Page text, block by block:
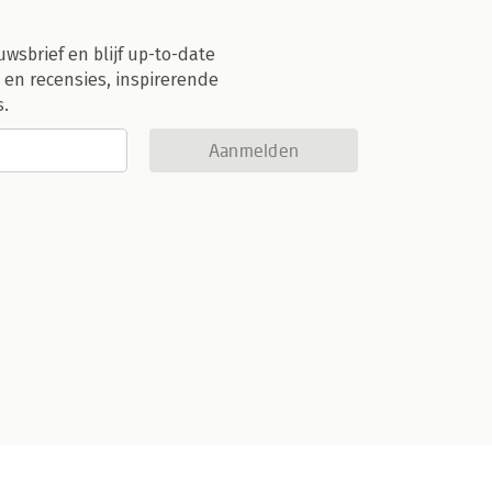
en blijf up-to-date
recensies, inspirerende
Aanmelden